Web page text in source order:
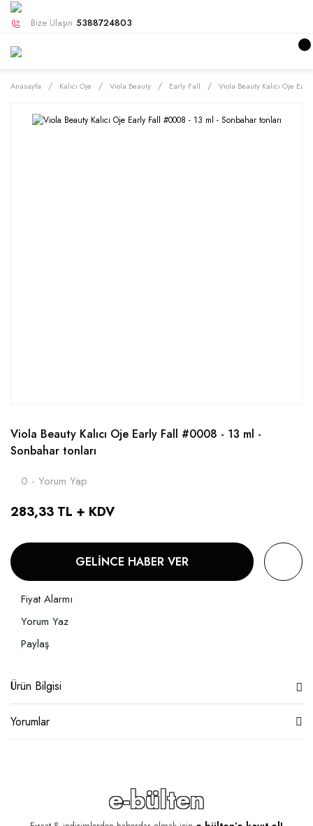
Bize Ulaşın 5388724803
Anasayfa Kalıcı Oje Viola Beauty Early Fall Viola Beauty Kalıcı Oje
Viola Beauty Kalıcı Oje Early Fall #0008 - 13 ml -
Sonbahar tonları
0 - Yorum Yap
283,33 TL + KDV
GELİNCE HABER VER
Fiyat Alarmı
Yorum Yaz
Paylaş
Ürün Bilgisi
Yorumlar
e-bülten